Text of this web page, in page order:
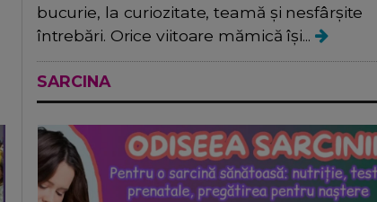
bucurie, la curiozitate, teamă și nesfârșite
întrebări. Orice viitoare mămică își...
SARCINA